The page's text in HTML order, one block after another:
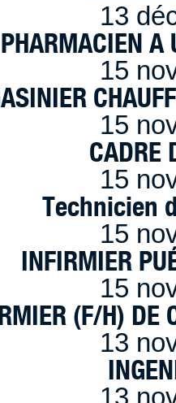
13
PHARMACIEN A
15
15
CADRE
15
Technicien
15
INFIRMIER
15
(F/H) DE
13
13